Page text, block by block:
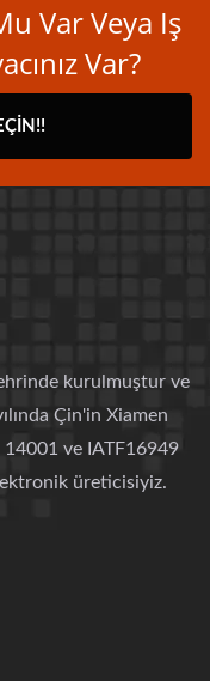
Var Veya Iş
Var?
kurulmuştur ve
Çin'in Xiamen
ve IATF16949
üreticisiyiz.